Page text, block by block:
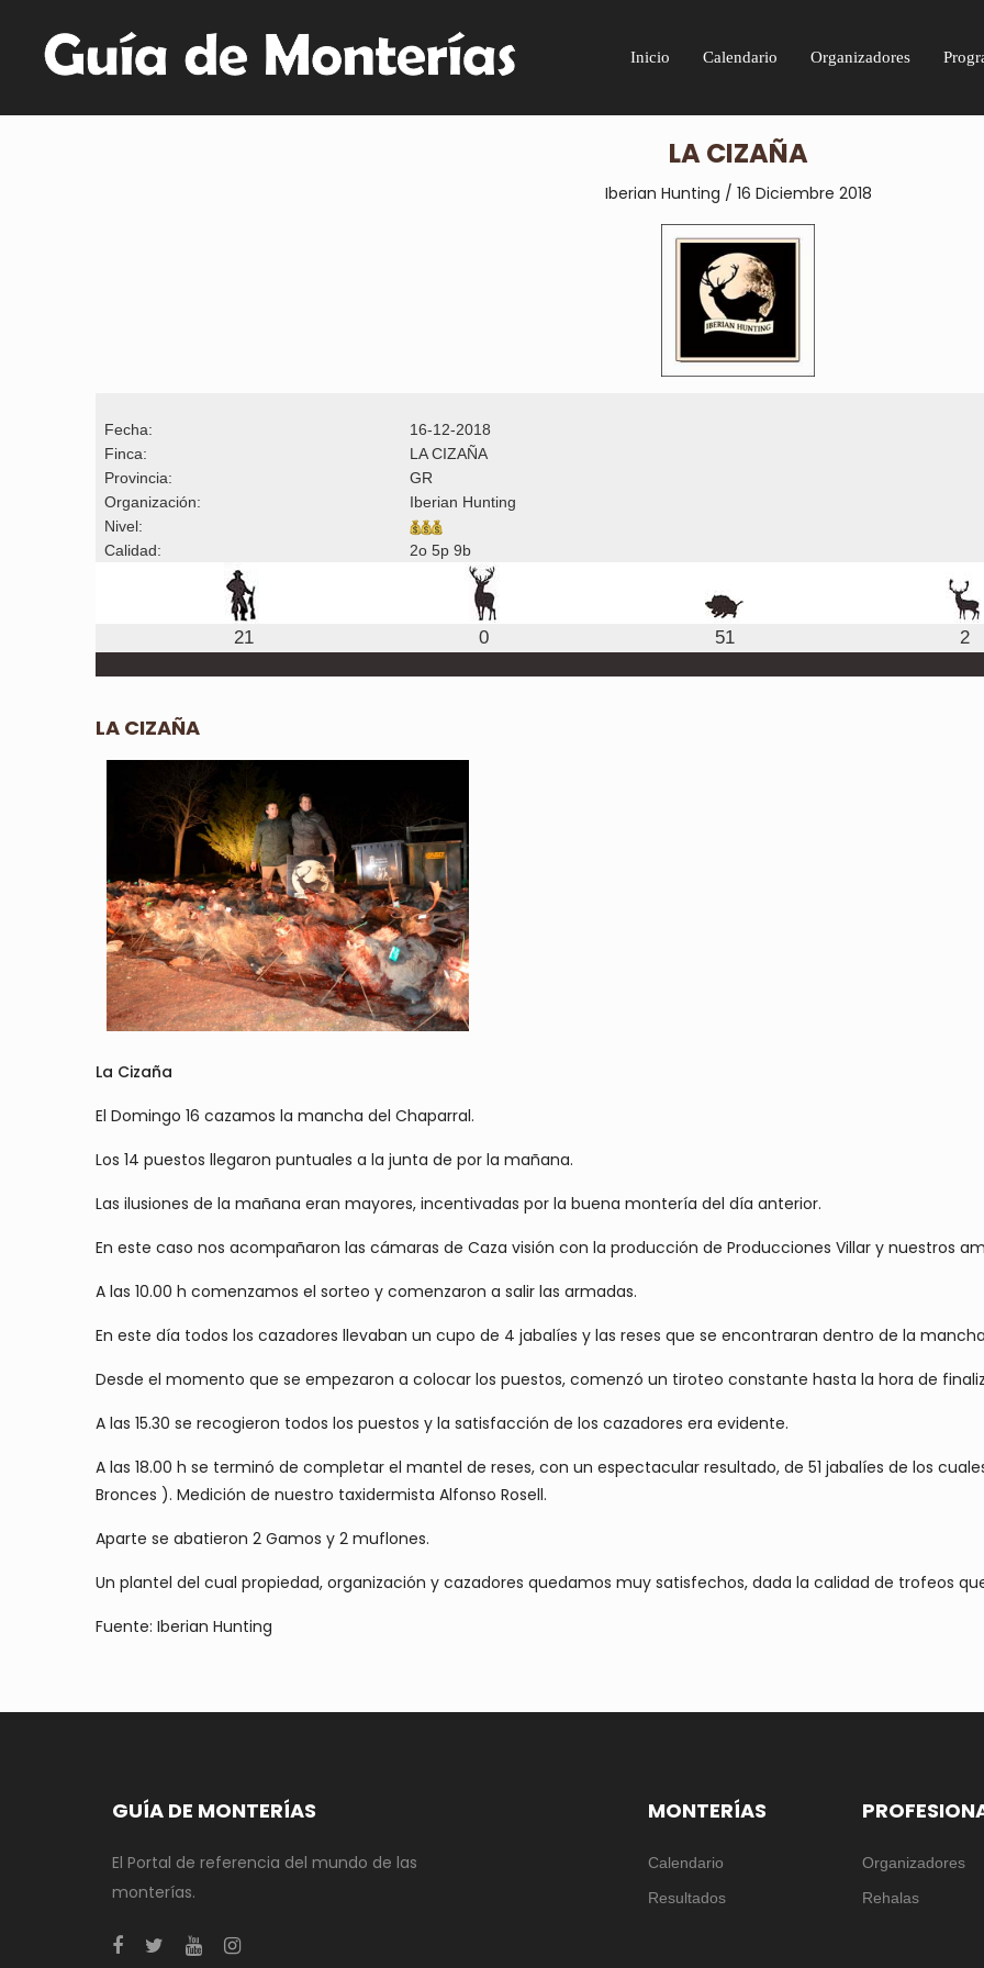
Inicio Calendario Organizadores
LA CIZAÑA
Iberian Hunting / 16 Diciembre 2018
Fecha:
16-12-2018
Finca:
LA CIZAÑA
Provincia:
GR
Organización:
Iberian Hunting
Nivel:
Calidad:
2o 5p 9b
21 0 51 2
LA CIZAÑA
La Cizaña
El Domingo 16 cazamos la mancha del Chaparral.
Los 14 puestos llegaron puntuales a la junta de por la mañana.
Las ilusiones de la mañana eran mayores, incentivadas por la buena montería del día anterior.
En este caso nos acompañaron las cámaras de Caza visión con la producción de Producciones Villar y nuestros
A las 10.00 h comenzamos el sorteo y comenzaron a salir las armadas.
En este día todos los cazadores llevaban un cupo de 4 jabalíes y las reses que se encontraran dentro de la
Desde el momento que se empezaron a colocar los puestos, comenzó un tiroteo constante hasta la hora de
A las 15.30 se recogieron todos los puestos y la satisfacción de los cazadores era evidente.
A las 18.00 h se terminó de completar el mantel de reses, con un espectacular resultado, de 51 jabalíes de los
Bronces ). Medición de nuestro taxidermista Alfonso Rosell.
Aparte se abatieron 2 Gamos y 2 muflones.
Un plantel del cual propiedad, organización y cazadores quedamos muy satisfechos, dada la calidad de trofeos
Fuente: Iberian Hunting
GUÍA DE MONTERÍAS
El Portal de referencia del mundo de las
monterías.
MONTERÍAS
Calendario
Resultados
Organizadores
Rehalas